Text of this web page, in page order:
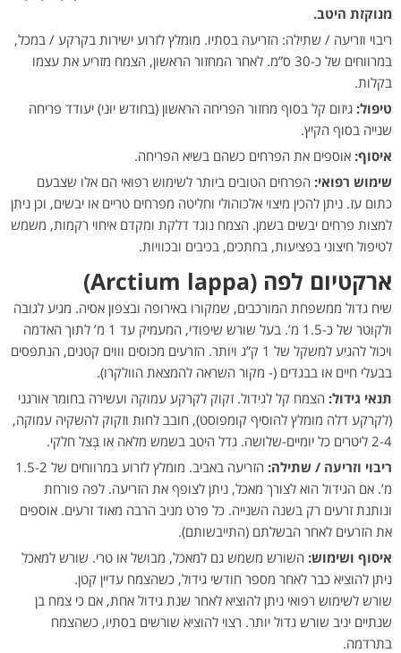
מנוקזת היטב.
ריבוי וזריעה / שתילה: הזריעה בסתיו. מומלץ לזרוע ישירות בקרקע / במכל,
במרווחים של כ-30 ס”מ. לאחר המחזור הראשון, הצמח מזריע את עצמו
בקלות.
טיפול: גיזום קל בסוף מחזור הפריחה הראשון (בחודש יוּני) יעודד פריחה
שנייה בסוף הקיץ.
איסוף: אוספים את הפרחים כשהם בשיא הפריחה.
שימוש רפואי: הפרחים הטובים ביותר לשימוש רפואי הם אלו שצבעם
כתום עז. ניתן להכין מיצוי אלכוהולי וחליטה מפרחים טריים או יבשים, וכן ניתן
למצות פרחים יבשים בשמן. הצמח נוגד דלקת ומקדם איחוי רקמות, משמש
לטיפול חיצוני בפציעות, בחתכים, בכיבים ובכוויות.
ארקטיום לפה (Arctium lappa)
שיח גדול ממשפחת המורכבים, שמקורו באירופה ובצפון אסיה. מגיע לגובה
ולקוטר של כ-1.5 מ’. בעל שורש שיפודי, המעמיק עד 1 מ’ לתוך האדמה
ויכול להגיע למשקל של 1 ק”ג ויותר. הזרעים מכוסים וווים קטנים, הנתפסים
בבעלי חיים או בבגדים (- מקור השראה להמצאת הוולקרו).
תנאי גידול: הצמח קל לגידול. זקוק לקרקע עמוקה ועשירה בחומר אורגני
(לקרקע דלה מומלץ להוסיף קומפוסט), חובב לחות וזקוק להשקיה עמוקה,
2-4 ליטרים כל יומיים-שלושה. גדל היטב בשמש מלאה או בְּצל חלקי.
ריבוי וזריעה / שתילה:
הזריעה באביב. מומלץ לזרוע במרווחים של 1.5-2
מ’. אם הגידול הוא לצורך מאכל, ניתן לצופף את הזריעה. לפה פורחת
ונותנת זרעים רק בשנה השנייה. כל פרט מניב הרבה מאוד זרעים. אוספים
את הזרעים לאחר הבשלתם (התייבשותם).
איסוף ושימוש: השורש משמש גם למאכל, מבושל או טרי. שורש למאכל
ניתן להוציא כבר לאחר מספר חודשי גידול, כשהצמח עדיין קטן.
שורש לשימוש רפואי ניתן להוציא לאחר שנת גידול אחת, אם כי צמח בן
שנתיים יניב שורש גדול יותר. רצוי להוציא שורשים בסתיו, כשהצמח
בתרדמה.